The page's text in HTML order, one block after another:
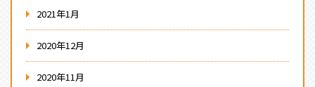
2021年1月
2020年12月
2020年11月